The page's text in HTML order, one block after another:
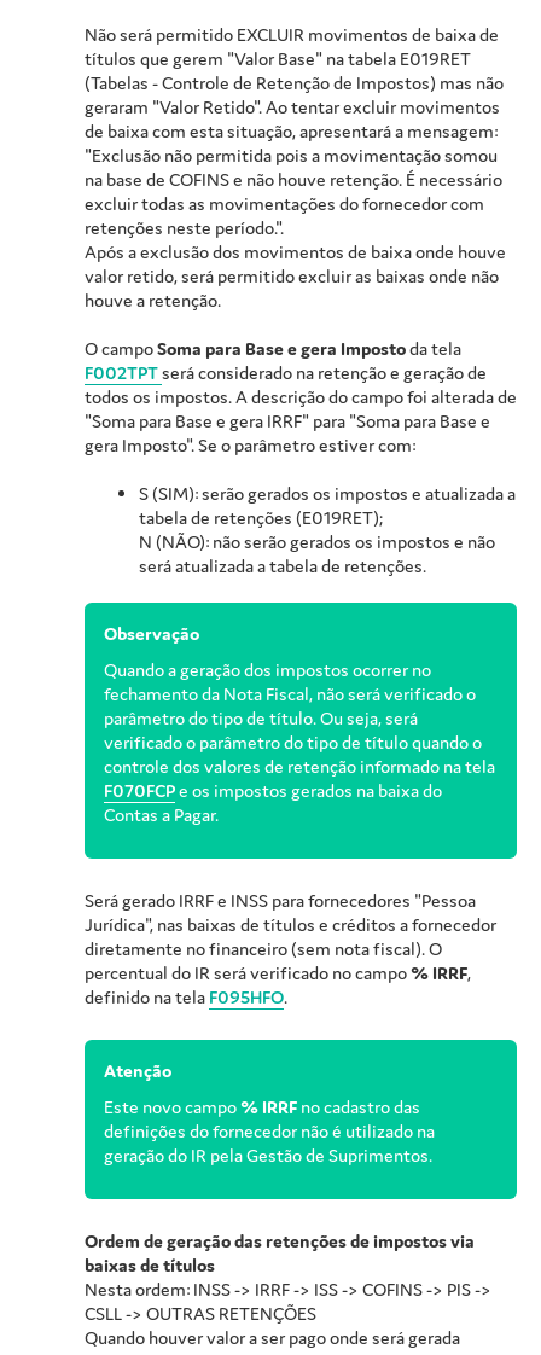
Não será permitido EXCLUIR movimentos de baixa de
títulos que gerem "Valor Base" na tabela E019RET
(Tabelas - Controle de Retenção de Impostos) mas não
geraram "Valor Retido". Ao tentar excluir movimentos
de baixa com esta situação, apresentará a mensagem:
"Exclusão não permitida pois a movimentação somou
na base de COFINS e não houve retenção. É necessário
excluir todas as movimentações do fornecedor com
retenções neste período.".
Após a exclusão dos movimentos de baixa onde houve
valor retido, será permitido excluir as baixas onde não
houve a retenção.
O campoSoma para Base e gera Impostoda tela
F002TPTserá considerado na retenção e geração de
todos os impostos. A descrição do campo foi alterada de
"Soma para Base e gera IRRF" para "Soma para Base e
gera Imposto". Se o parâmetro estiver com:
S (SIM): serão gerados os impostos e atualizada a
tabela de retenções (E019RET);
N (NÃO): não serão gerados os impostos e não
será atualizada a tabela de retenções.
Observação
Quando a geração dos impostos ocorrer no
fechamento da Nota Fiscal, não será verificado o
parâmetro do tipo de título. Ou seja, será
verificado o parâmetro do tipo de título quando o
controle dos valores de retenção informado na tela
F070FCPe os impostos gerados na baixa do
Contas a Pagar.
Será gerado IRRF e INSS para fornecedores "Pessoa
Jurídica", nas baixas de títulos e créditos a fornecedor
diretamente no financeiro (sem nota fiscal). O
percentual do IR será verificado no campo% IRRF,
definido na tela F095HFO.
Atenção
Este novo campo% IRRF no cadastro das
definições do fornecedor não é utilizado na
geração do IR pela Gestão de Suprimentos.
Ordem de geração das retenções de impostos via
baixas de títulos
Nesta ordem: INSS -> IRRF -> ISS -> COFINS -> PIS ->
CSLL -> OUTRAS RETENÇÕES
Quando houver valor a ser pago onde será gerada